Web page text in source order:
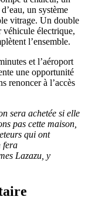
un système
vitrage. Un double
véhicule électrique,
l’ensemble.
et l’aéroport
une opportunité
renoncer à l’accès
sera achetée si elle
pas cette maison,
qui ont
fera
Lazazu, y